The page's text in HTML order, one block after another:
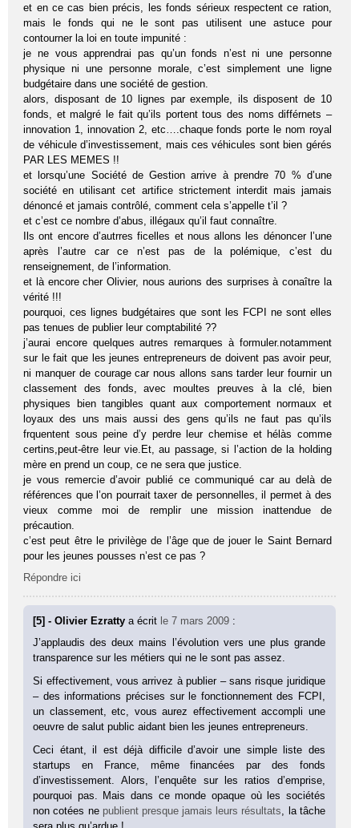
et en ce cas bien précis, les fonds sérieux respectent ce ration,
mais le fonds qui ne le sont pas utilisent une astuce pour
contourner la loi en toute impunité :
je ne vous apprendrai pas qu’un fonds n’est ni une personne
physique ni une personne morale, c’est simplement une ligne
budgétaire dans une société de gestion.
alors, disposant de 10 lignes par exemple, ils disposent de 10
fonds, et malgré le fait qu’ils portent tous des noms différnets –
innovation 1, innovation 2, etc….chaque fonds porte le nom royal
de véhicule d’investissement, mais ces véhicules sont bien gérés
PAR LES MEMES !!
et lorsqu’une Société de Gestion arrive à prendre 70 % d’une
société en utilisant cet artifice strictement interdit mais jamais
dénoncé et jamais contrôlé, comment cela s’appelle t’il ?
et c’est ce nombre d’abus, illégaux qu’il faut connaître.
Ils ont encore d’autrres ficelles et nous allons les dénoncer l’une
après l’autre car ce n’est pas de la polémique, c’est du
renseignement, de l’information.
et là encore cher Olivier, nous aurions des surprises à conaître la
vérité !!!
pourquoi, ces lignes budgétaires que sont les FCPI ne sont elles
pas tenues de publier leur comptabilité ??
j’aurai encore quelques autres remarques à formuler.notamment
sur le fait que les jeunes entrepreneurs de doivent pas avoir peur,
ni manquer de courage car nous allons sans tarder leur fournir un
classement des fonds, avec moultes preuves à la clé, bien
physiques bien tangibles quant aux comportement normaux et
loyaux des uns mais aussi des gens qu’ils ne faut pas qu’ils
frquentent sous peine d’y perdre leur chemise et hélàs comme
certins,peut-être leur vie.Et, au passage, si l’action de la holding
mère en prend un coup, ce ne sera que justice.
je vous remercie d’avoir publié ce communiqué car au delà de
références que l’on pourrait taxer de personnelles, il permet à des
vieux comme moi de remplir une mission inattendue de
précaution.
c’est peut être le privilège de l’âge que de jouer le Saint Bernard
pour les jeunes pousses n’est ce pas ?
Répondre ici
[5] - Olivier Ezrattya écrit le 7 mars 2009 :
J’applaudis des deux mains l’évolution vers une plus grande
transparence sur les métiers qui ne le sont pas assez.
Si effectivement, vous arrivez à publier – sans risque juridique
– des informations précises sur le fonctionnement des FCPI,
un classement, etc, vous aurez effectivement accompli une
oeuvre de salut public aidant bien les jeunes entrepreneurs.
Ceci étant, il est déjà difficile d’avoir une simple liste des
startups en France, même financées par des fonds
d’investissement. Alors, l’enquête sur les ratios d’emprise,
pourquoi pas. Mais dans ce monde opaque où les sociétés
non cotées ne publient presque jamais leurs résultats, la tâche